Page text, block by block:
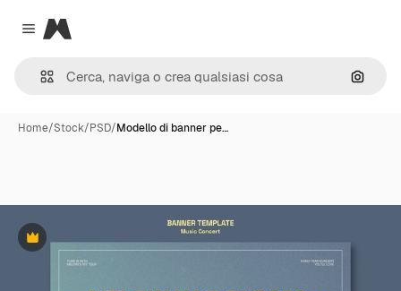
Close menu
Magnific
Cerca
Home/Stock/PSD/Modello di banner pe…
Premium